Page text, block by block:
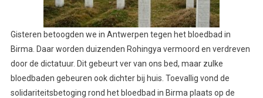
Gisteren betoogden we in Antwerpen tegen het bloedbad in
Birma. Daar worden duizenden Rohingya vermoord en verdreven
door de dictatuur. Dit gebeurt ver van ons bed, maar zulke
bloedbaden gebeuren ook dichter bij huis. Toevallig vond de
solidariteitsbetoging rond het bloedbad in Birma plaats op de